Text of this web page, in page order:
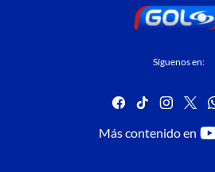
Síguenos en:
facebook
tiktok
Más contenido en